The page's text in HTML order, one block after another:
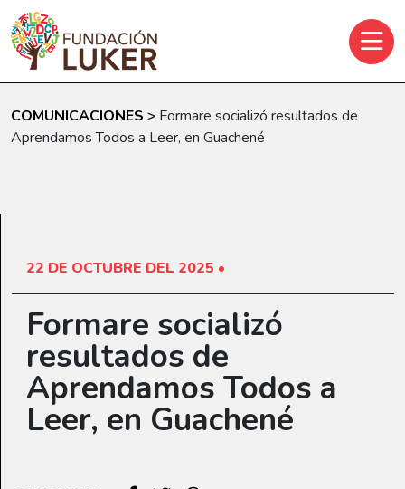
Skip to main content
COMUNICACIONES > Formare socializó resultados de
Aprendamos Todos a Leer, en Guachené
22 DE OCTUBRE DEL 2025 •
Formare socializó
resultados de
Aprendamos Todos a
Leer, en Guachené